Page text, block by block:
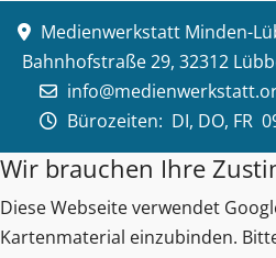
Medienwerkstatt Minden-
Bahnhofstraße 29, 32312
Bürozeiten: DI, DO, FR
Wir brauchen Ihre
Diese Webseite verwendet
Kartenmaterial einzubinden.